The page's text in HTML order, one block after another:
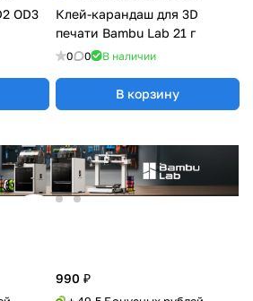
OD3
Клей-карандаш для 3D
печати Bambu Lab 21 г
0 0 В наличии
В корзину
990 ₽